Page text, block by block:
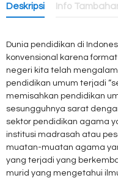
Deskripsi Info
Dunia pendidikan di
konvensional karena
negeri kita telah
pendidikan umum terjadi
memisahkan pendidikan
sesungguhnya sarat
sektor pendidikan agama
institusi madrasah atau
muatan-muatan agama
yang terjadi yang
murid yang mengetahui